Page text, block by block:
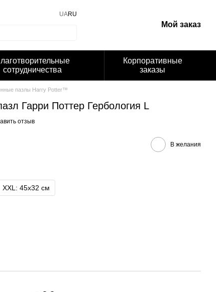
UARU
Мой заказ
сотрудничества
Корпоративные
заказы
пазлы Harry Potter™
Гарри Поттер Гербология L
отзыв
В желания
XXL: 45х32 cм